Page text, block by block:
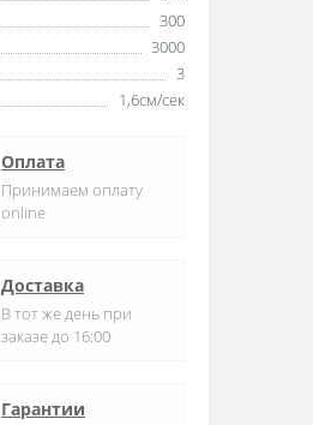
300
3000
3
1,6см/сек
Оплата
Принимаем оплату
online
Доставка
В тот же день при
заказе до 16:00
Гарантии